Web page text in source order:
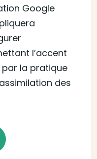
Google
l’accent
par la pratique
des